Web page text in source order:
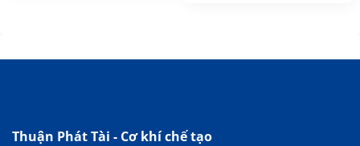
Thuận Phát Tài - Cơ khí chế tạo